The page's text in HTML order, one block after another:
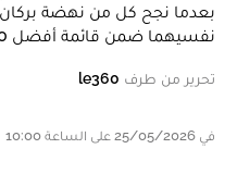
بعدما نجح كل من نهضة
نفسيهما ضمن قائمة أفضل 10 أندية في القارة السمراء.
تحرير من طرف le360
في 25/05/2026 على الساعة 10:00